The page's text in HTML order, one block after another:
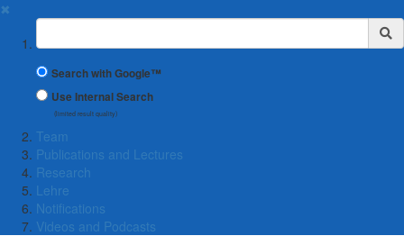
✖
Suchbegriff
Search with Google™
Use Internal Search
(limited result quality)
Team
Publications and Lectures
Research
Lehre
Notifications
Videos and Podcasts